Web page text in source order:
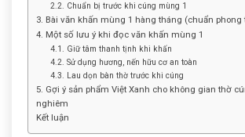
2.2. Chuẩn bị trước khi cúng mùng 1
3. Bài văn khấn mùng 1 hàng tháng (chuẩn phong
4. Một số lưu ý khi đọc văn khấn mùng 1
4.1. Giữ tâm thanh tịnh khi khấn
4.2. Sử dụng hương, nến hữu cơ an toàn
4.3. Lau dọn bàn thờ trước khi cúng
5. Gợi ý sản phẩm Việt Xanh cho không gian thờ
nghiêm
Kết luận